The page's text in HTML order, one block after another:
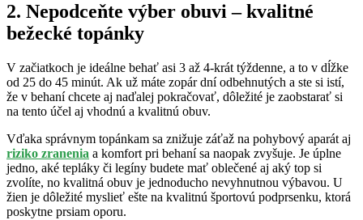
2. Nepodceňte výber obuvi – kvalitné
bežecké topánky
V začiatkoch je ideálne behať asi 3 až 4-krát týždenne, a to v dĺžke
od 25 do 45 minút. Ak už máte zopár dní odbehnutých a ste si istí,
že v behaní chcete aj naďalej pokračovať, dôležité je zaobstarať si
na tento účel aj vhodnú a kvalitnú obuv.
Vďaka správnym topánkam sa znižuje záťaž na pohybový aparát aj
riziko zranenia a komfort pri behaní sa naopak zvyšuje. Je úplne
jedno, aké tepláky či legíny budete mať oblečené aj aký top si
zvolíte, no kvalitná obuv je jednoducho nevyhnutnou výbavou. U
žien je dôležité myslieť ešte na kvalitnú športovú podprsenku, ktorá
poskytne prsiam oporu.